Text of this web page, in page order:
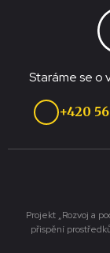
Staráme se o
+420
Projekt „Rozvoj a
přispění